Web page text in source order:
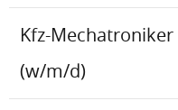
Kfz-
(w/m/d)